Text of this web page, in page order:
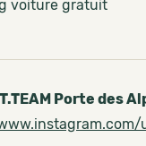
voiture gratuit
Porte des